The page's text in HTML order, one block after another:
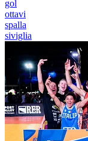
gol
ottavi
spalla
siviglia